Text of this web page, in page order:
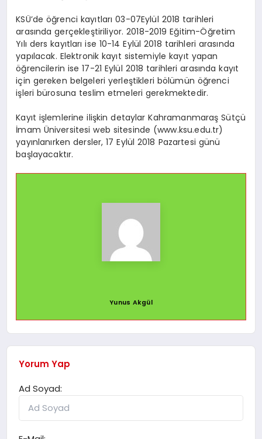
KSÜ’de öğrenci kayıtları 03-07Eylül 2018 tarihleri
arasında gerçekleştiriliyor. 2018-2019 Eğitim-Öğretim
Yılı ders kayıtları ise 10-14 Eylül 2018 tarihleri arasında
yapılacak. Elektronik kayıt sistemiyle kayıt yapan
öğrencilerin ise 17-21 Eylül 2018 tarihleri arasında kayıt
için gereken belgeleri yerleştikleri bölümün öğrenci
işleri bürosuna teslim etmeleri gerekmektedir.
Kayıt işlemlerine ilişkin detaylar Kahramanmaraş Sütçü
İmam Üniversitesi web sitesinde (www.ksu.edu.tr)
yayınlanırken dersler, 17 Eylül 2018 Pazartesi günü
başlayacaktır.
Yunus Akgül
Yorum Yap
Ad Soyad: